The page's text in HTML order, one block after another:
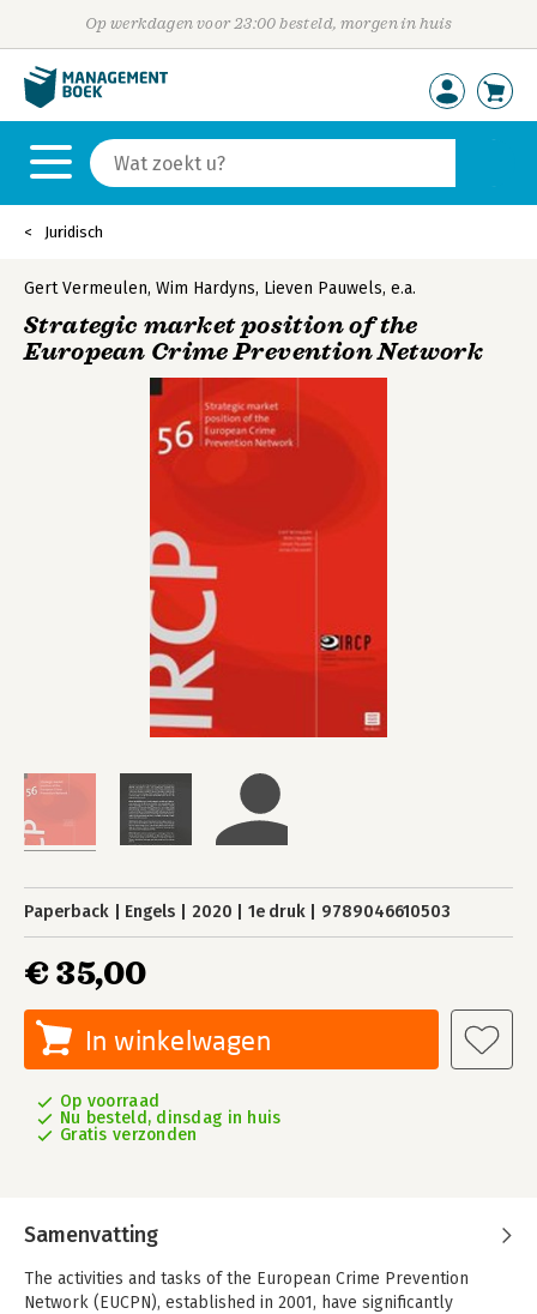
Op werkdagen voor 23:00 besteld, morgen in huis
Juridisch
Gert Vermeulen, Wim Hardyns, Lieven Pauwels, e.a.
Strategic market position of the
European Crime Prevention Network
Paperback Engels 2020 1e druk 9789046610503
€ 35,00
In winkelwagen
Op voorraad
Nu besteld, dinsdag in huis
Gratis verzonden
Samenvatting
The activities and tasks of the European Crime Prevention
Network (EUCPN), established in 2001, have significantly